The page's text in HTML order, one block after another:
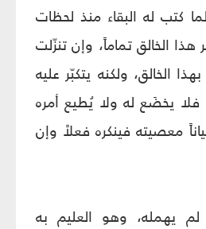
كتب له البقاء منذ لحظات
هذا الخالق تماماً، وإن تنزّلت
الخالق، ولكنه يتكبّر عليه
يخضَع له ولا يُطيع أمره
معصيته فينكره فعلاً وإن
لم يهمله، وهو العليم به